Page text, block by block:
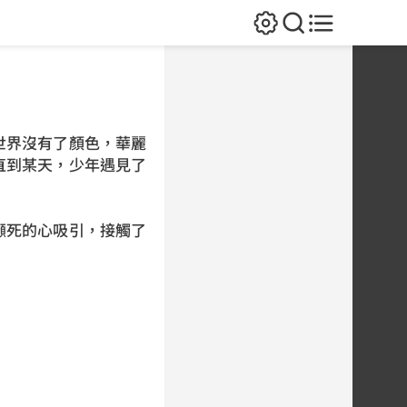
沒有了顏色，華麗
某天，少年遇見了
的心吸引，接觸了